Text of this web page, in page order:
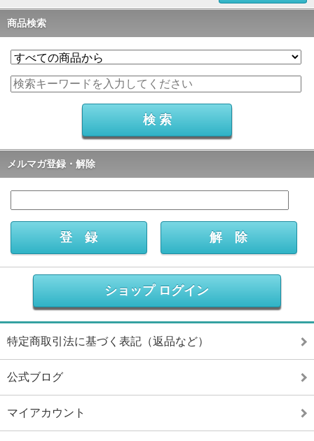
商品検索
メルマガ登録・解除
ショップ ログイン
特定商取引法に基づく表記（返品など）
公式ブログ
マイアカウント